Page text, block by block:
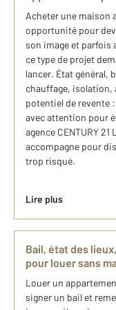
Acheter une maison
opportunité pour
son image et parfois
ce type de projet
lancer. État général,
chauffage,
potentiel de revente
avec attention pour
agence CENTURY
accompagne pour
trop risqué.
Lire plus
Bail, état des
pour louer sans
Louer un
signer un bail et